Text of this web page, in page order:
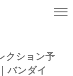
クション予
バンダイ